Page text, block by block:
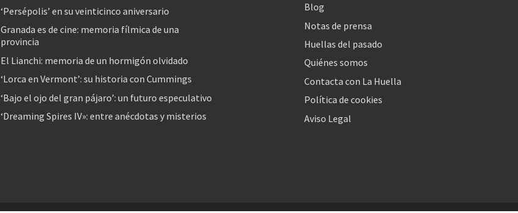
‘Persépolis’ en su veinticinco aniversario
Granada es de cine: memoria fílmica de una
provincia
El Lianchi: memoria de un hormigón olvidado
‘Lorca en Vermont’: su historia con Cummings
‘Bajo el ojo del gran pájaro’: un futuro especulativo
‘Dreaming Spires IV»: entre anécdotas y misterios
Blog
Notas de prensa
Huellas del pasado
Quiénes somos
Contacta con La Huella
Política de cookies
Aviso Legal